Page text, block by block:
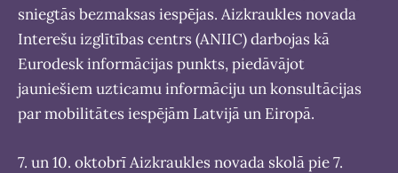
sniegtās bezmaksas iespējas. Aizkraukles novada
Interešu izglītības centrs (ANIIC) darbojas kā
Eurodesk informācijas punkts, piedāvājot
jauniešiem uzticamu informāciju un konsultācijas
par mobilitātes iespējām Latvijā un Eiropā.
7. un 10. oktobrī Aizkraukles novada skolā pie 7.